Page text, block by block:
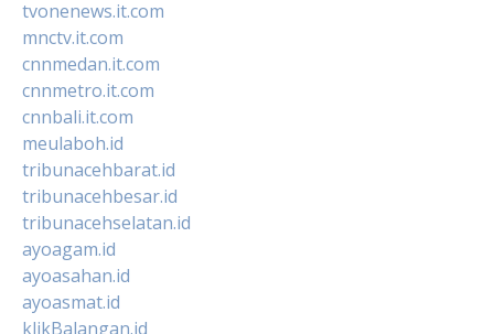
tvonenews.it.com
mnctv.it.com
cnnmedan.it.com
cnnmetro.it.com
cnnbali.it.com
meulaboh.id
tribunacehbarat.id
tribunacehbesar.id
tribunacehselatan.id
ayoagam.id
ayoasahan.id
ayoasmat.id
klikBalangan.id